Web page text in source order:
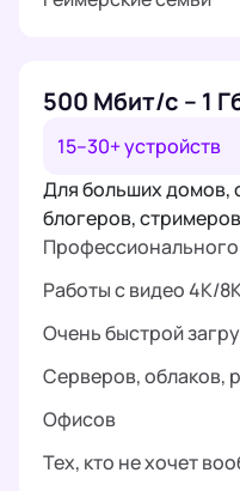
500 Мбит/с – 1
15–30+ устройств
Для больших домов,
блогеров,
Работы с видео 4K/
Очень быстрой
Серверов, облаков,
Офисов
Тех, кто не хочет